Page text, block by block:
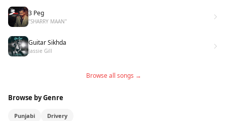
3 Peg
"SHARRY MAAN"
Guitar Sikhda
Jassie Gill
Browse all songs →
Browse by Genre
Punjabi Drivery